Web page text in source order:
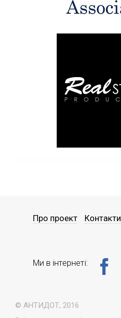
© АНТИДОТ, 2016
Про проект Контакти
Ми в інтернеті: